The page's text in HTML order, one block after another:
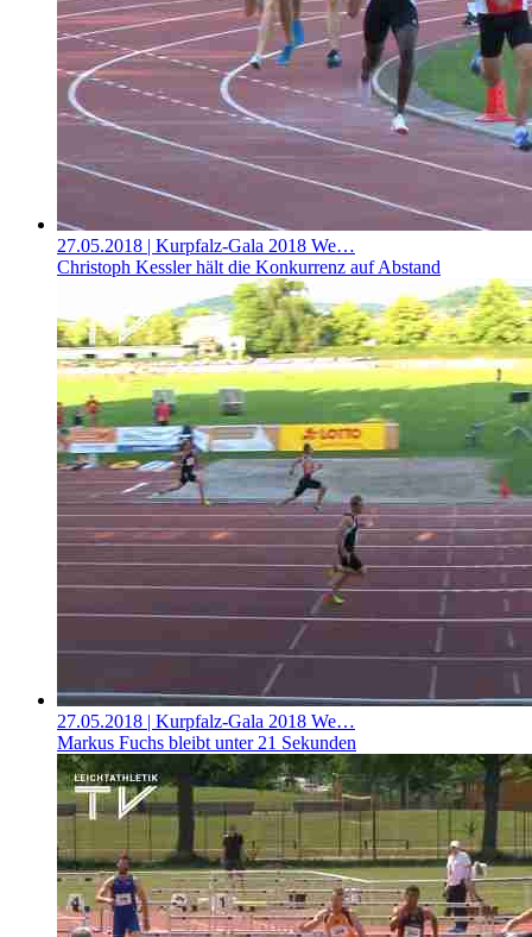
27.05.2018 | Kurpfalz-Gala 2018 We…
Christoph Kessler hält die Konkurrenz auf Abstand
27.05.2018 | Kurpfalz-Gala 2018 We…
Markus Fuchs bleibt unter 21 Sekunden